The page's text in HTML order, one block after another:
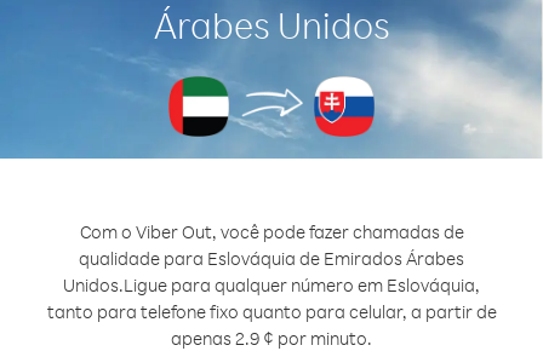
Árabes Unidos
Com o Viber Out, você pode fazer chamadas de
qualidade para Eslováquia de Emirados Árabes
Unidos.Ligue para qualquer número em Eslováquia,
tanto para telefone fixo quanto para celular, a partir de
apenas 2.9 ¢ por minuto.